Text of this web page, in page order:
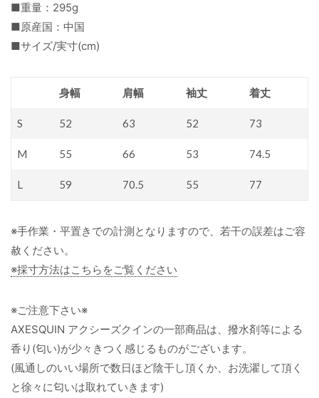
■重量：295g
■原産国：中国
■サイズ/実寸(cm)
身幅 肩幅 袖丈 着丈
S 52 63 52 73
M 55 66 53 74.5
L 59 70.5 55 77
※手作業・平置きでの計測となりますので、若干の誤差はご容
赦ください。
※採寸方法はこちらをご覧ください
※ご注意下さい※
AXESQUIN アクシーズクインの一部商品は、撥水剤等による
香り(匂い)が少々きつく感じるものがございます。
(風通しのいい場所で数日ほど陰干し頂くか、お洗濯して頂く
と徐々に匂いは取れていきます)